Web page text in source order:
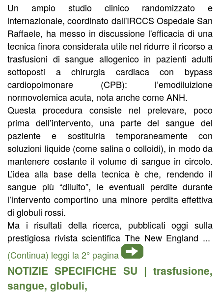
Un ampio studio clinico randomizzato e
internazionale, coordinato dall'IRCCS Ospedale San
Raffaele, ha messo in discussione l'efficacia di una
tecnica finora considerata utile nel ridurre il ricorso a
trasfusioni di sangue allogenico in pazienti adulti
sottoposti a chirurgia cardiaca con bypass
cardiopolmonare (CPB): l’emodiluizione
normovolemica acuta, nota anche come ANH.
Questa procedura consiste nel prelevare, poco
prima dell’intervento, una parte del sangue del
paziente e sostituirla temporaneamente con
soluzioni liquide (come salina o colloidi), in modo da
mantenere costante il volume di sangue in circolo.
L’idea alla base della tecnica è che, rendendo il
sangue più “diluito”, le eventuali perdite durante
l’intervento comportino una minore perdita effettiva
di globuli rossi.
Ma i risultati della ricerca, pubblicati oggi sulla
prestigiosa rivista scientifica The New England ...
(Continua) leggi la 2° pagina
NOTIZIE SPECIFICHE SU | trasfusione,
sangue, globuli,